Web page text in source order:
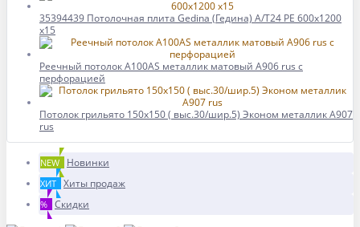
35394439 Потолочная плита Gedina (Гедина) A/T24 PE 600x1200
x15
Реечный потолок A100AS металлик матовый А906 rus с
перфорацией
Потолок грильято 150х150 ( выс.30/шир.5) Эконом металлик А907
rus
NEW Новинки
ХИТ Хиты продаж
% Скидки